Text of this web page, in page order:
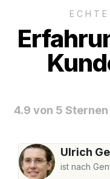
4.9 von 5 Sternen
Ulrich
ist nach